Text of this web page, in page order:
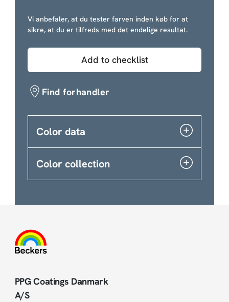
Vi anbefaler, at du tester farven inden køb for at
sikre, at du er tilfreds med det endelige resultat.
Add to checklist
Find forhandler
Color data
Color collection
PPG Coatings Danmark
A/S